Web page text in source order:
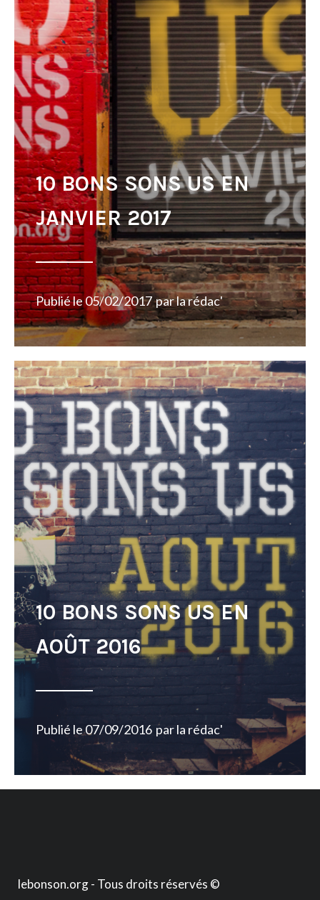
10 BONS SONS US EN
JANVIER 2017
Publié le05/02/2017 parla rédac'
10 BONS SONS US EN
AOÛT 2016
Publié le07/09/2016 parla rédac'
lebonson.org - Tous droits réservés ©